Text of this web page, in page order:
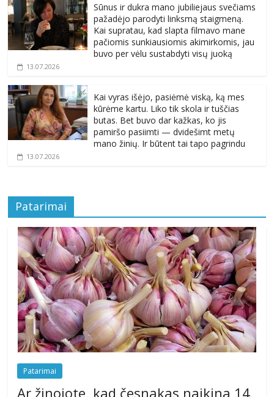
Sūnus ir dukra mano jubiliejaus svečiams
pažadėjo parodyti linksmą staigmeną.
Kai supratau, kad slapta filmavo mane
pačiomis sunkiausiomis akimirkomis, jau
buvo per vėlu sustabdyti visų juoką
13.07.2026
Kai vyras išėjo, pasiėmė viską, ką mes
kūrėme kartu. Liko tik skola ir tuščias
butas. Bet buvo dar kažkas, ko jis
pamiršo pasiimti — dvidešimt metų
mano žinių. Ir būtent tai tapo pagrindu
13.07.2026
Patarimai
Patarimai
Ar žinojote, kad česnakas naikina 14